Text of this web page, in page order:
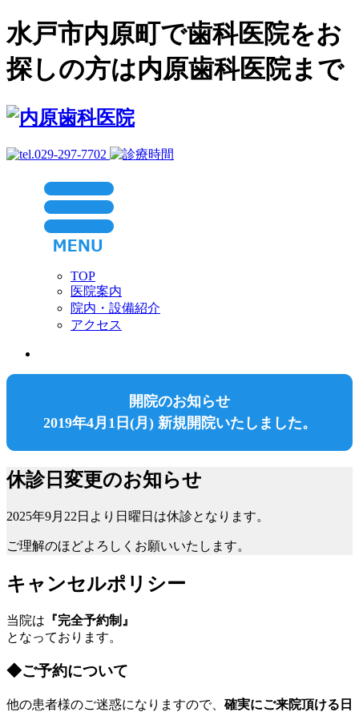
水戸市内原町で歯科医院をお
探しの方は内原歯科医院まで
TOP
医院案内
院内・設備紹介
アクセス
開院のお知らせ
2019年4月1日(月) 新規開院いたしました。
休診日変更のお知らせ
2025年9月22日より日曜日は休診となります。
ご理解のほどよろしくお願いいたします。
キャンセルポリシー
当院は 『完全予約制』
となっております。
◆ご予約について
他の患者様のご迷惑になりますので、 確実にご来院頂ける日